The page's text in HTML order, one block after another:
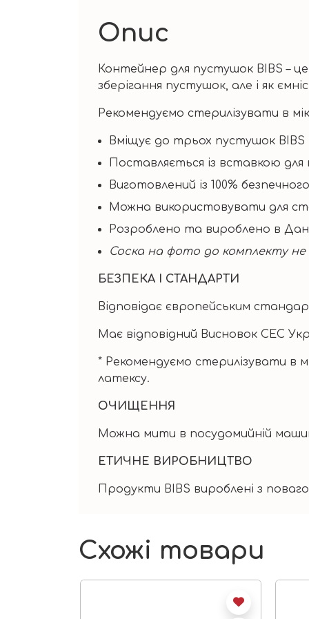
Опис
Контейнер для пустушок BIBS –
зберігання пустушок, але і як
Рекомендуємо стерилізувати в
Вміщує до трьох пустушок BIBS
Поставляється із вставкою
Виготовлений із 100%
Можна використовувати для
Розроблено та вироблено в
Соска на фото до комплекту не
БЕЗПЕКА І СТАНДАРТИ
Відповідає європейським
Має відповідний Висновок СЕС
* Рекомендуємо стерилізувати в
латексу.
ОЧИЩЕННЯ
Можна мити в посудомийній
ЕТИЧНЕ ВИРОБНИЦТВО
Продукти BIBS вироблені з
Схожі товари